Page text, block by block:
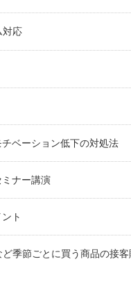
対応
ベーション低下の対処法
ナー講演
ト
季節ごとに買う商品の接